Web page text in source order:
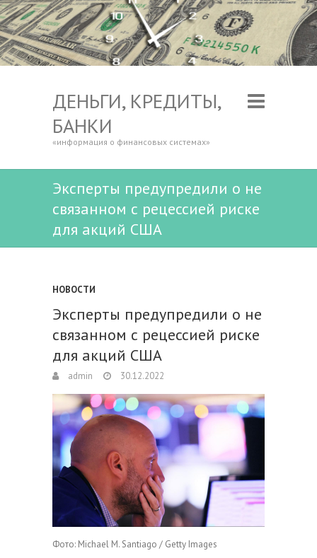
ДЕНЬГИ, КРЕДИТЫ,
БАНКИ
«информация о финансовых системах»
Эксперты предупредили о не
связанном с рецессией риске
для акций США
НОВОСТИ
Эксперты предупредили о не
связанном с рецессией риске
для акций США
admin 30.12.2022
Фото: Michael M. Santiago / Getty Images